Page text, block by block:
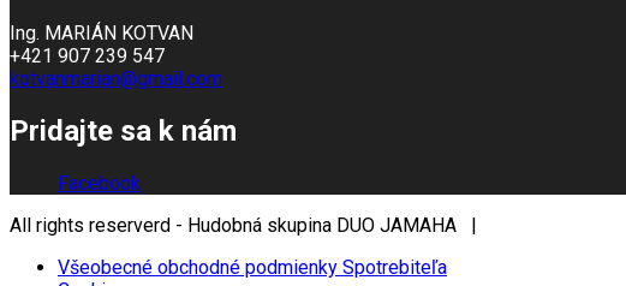
Ing. MARIÁN KOTVAN
+421 907 239 547
kotvanmarian@gmail.com
Pridajte sa k nám
Facebook
All rights reserverd - Hudobná skupina DUO JAMAHA |
Všeobecné obchodné podmienky Spotrebiteľa